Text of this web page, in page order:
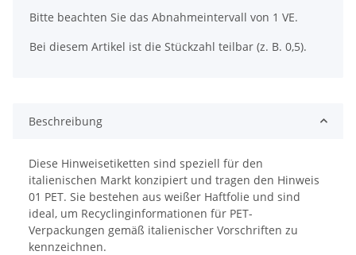
Bitte beachten Sie das Abnahmeintervall von 1 VE.
Bei diesem Artikel ist die Stückzahl teilbar (z. B. 0,5).
Beschreibung
Diese Hinweisetiketten sind speziell für den
italienischen Markt konzipiert und tragen den Hinweis
01 PET. Sie bestehen aus weißer Haftfolie und sind
ideal, um Recyclinginformationen für PET-
Verpackungen gemäß italienischer Vorschriften zu
kennzeichnen.